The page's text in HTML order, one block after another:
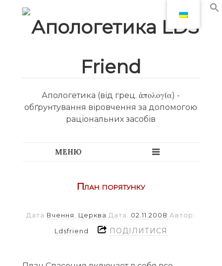
Апологетика (від грец. ἀπολογία) -
обґрунтування віровчення за допомогою
раціональних засобів
План порятунку
Дата Вчення , Церква Дата: 02.11.2008 Автор:
Ldsfriend ПОДІЛИТИСЯ